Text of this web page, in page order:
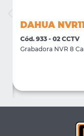
DAHUA
Cód. 933 - 02 CCTV
Grabadora NVR 8